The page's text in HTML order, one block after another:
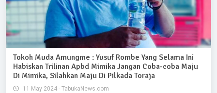
Tokoh Muda Amungme : Yusuf Rombe Yang Selama Ini
Habiskan Trilinan Apbd Mimika Jangan Coba-coba Maju
Di Mimika, Silahkan Maju Di Pilkada Toraja
11 May 2024 - TabukaNews.com